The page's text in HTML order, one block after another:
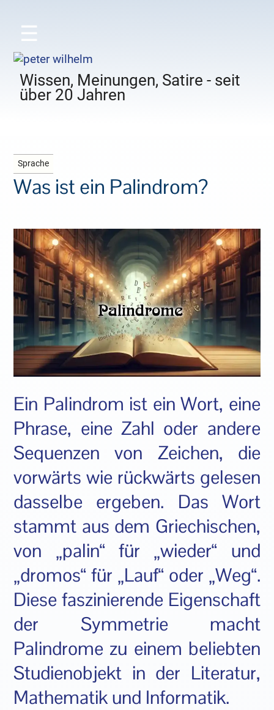
☰
Wissen, Meinungen, Satire - seit
über 20 Jahren
Sprache
Was ist ein Palindrom?
Ein Palindrom ist ein Wort, eine
Phrase, eine Zahl oder andere
Sequenzen von Zeichen, die
vorwärts wie rückwärts gelesen
dasselbe ergeben. Das Wort
stammt aus dem Griechischen,
von „palin“ für „wieder“ und
„dromos“ für „Lauf“ oder „Weg“.
Diese faszinierende Eigenschaft
der Symmetrie macht
Palindrome zu einem beliebten
Studienobjekt in der Literatur,
Mathematik und Informatik.